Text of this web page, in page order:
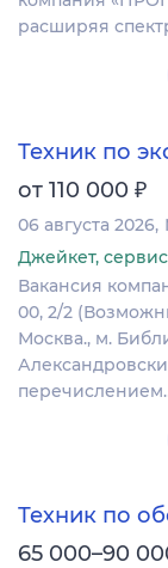
расширяя
Техник по
от 110 000 ₽
06 августа 2026
Джейкет,
Вакансия
00‚ 2/2
Москва.‚ м.
Техник по
65 000–90